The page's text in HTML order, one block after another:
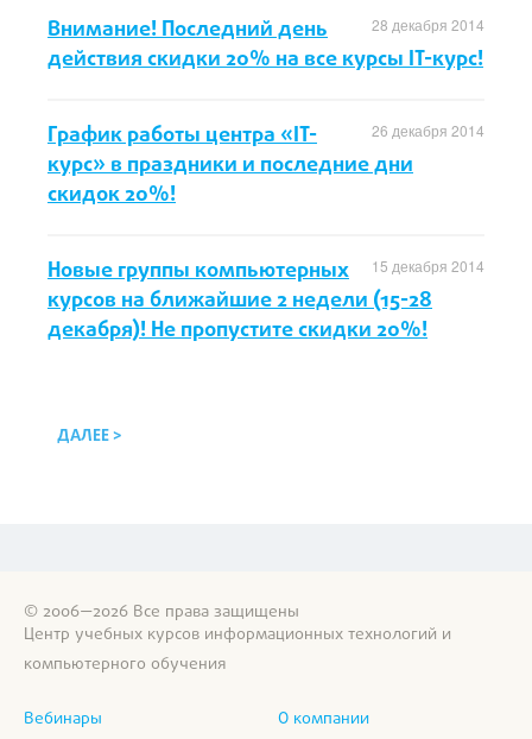
28 декабря 2014
Внимание! Последний день
действия скидки 20% на все курсы IT-курс!
26 декабря 2014
График работы центра «IT-
курс» в праздники и последние дни
скидок 20%!
15 декабря 2014
Новые группы компьютерных
курсов на ближайшие 2 недели (15-28
декабря)! Не пропустите скидки 20%!
ДАЛЕЕ >
© 2006—2026 Все права защищены
Центр учебных курсов информационных технологий и
компьютерного обучения
Вебинары О компании